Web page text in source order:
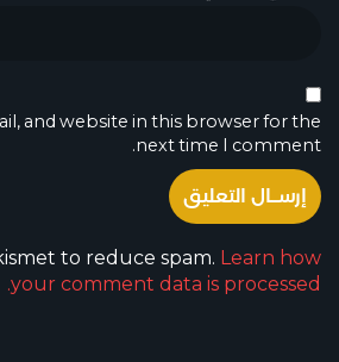
and website in this browser for the
next time I comment.
to reduce spam. Learn how
your comment data is processed.